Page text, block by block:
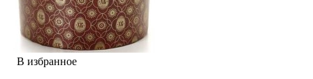
В избранное